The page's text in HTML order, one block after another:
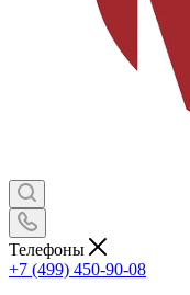
Телефоны
+7 (499) 450-90-08